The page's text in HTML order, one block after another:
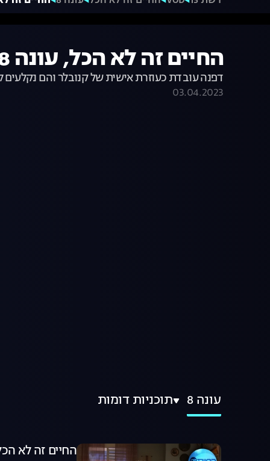
החיים זה לא הכל, עונה 8, פרק 17: אלוהים גדול
דפנה עובדת כעוזרת אישית של קנובלר והם נקלעים
03.04.2023
עונה 8 תוכניות דומות
החיים זה לא הכל, עונה 8, פרק